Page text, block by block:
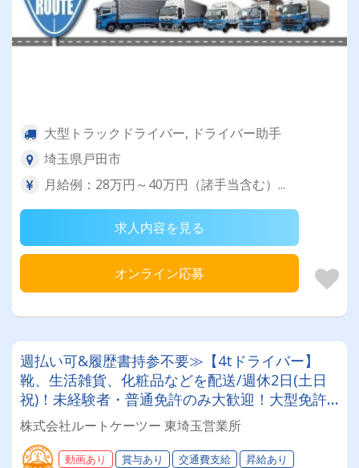
大型トラックドライバー, ドライバー助手
埼玉県戸田市
月給例：28万円～40万円（諸手当含む）...
求人内容を見る
オンライン応募
週払い可&履歴書持参不要≫【4tドライバー】
靴、生活雑貨、化粧品などを配送/週休2日(土日
祝)！未経験者・普通免許のみ大歓迎！大型免許
取得時は50%費用補助制度も有★インセン・賞
与・勤続給・子ども手当など待遇充実
株式会社ルートケーツー 東埼玉営業所
動画あり 賞与あり 交通費支給
昇給あり